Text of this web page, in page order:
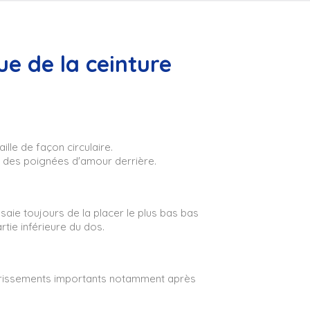
de la ceinture
de façon circulaire.
poignées d'amour derrière.
toujours de la placer le plus bas bas
inférieure du dos.
importants notamment après